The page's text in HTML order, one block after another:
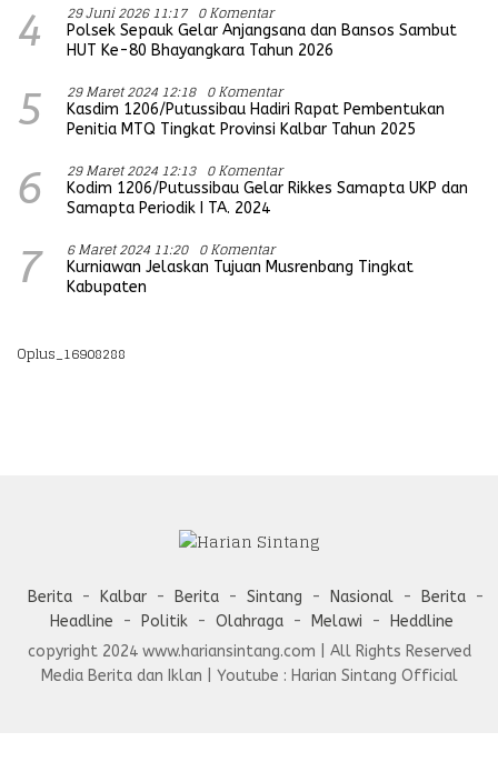
4 29 Juni 2026 11:17 0 Komentar
Polsek Sepauk Gelar Anjangsana dan Bansos Sambut
HUT Ke-80 Bhayangkara Tahun 2026
5 29 Maret 2024 12:18 0 Komentar
Kasdim 1206/Putussibau Hadiri Rapat Pembentukan
Penitia MTQ Tingkat Provinsi Kalbar Tahun 2025
6 29 Maret 2024 12:13 0 Komentar
Kodim 1206/Putussibau Gelar Rikkes Samapta UKP dan
Samapta Periodik I TA. 2024
7 6 Maret 2024 11:20 0 Komentar
Kurniawan Jelaskan Tujuan Musrenbang Tingkat
Kabupaten
Oplus_16908288
Berita Kalbar Berita Sintang Nasional
Berita
Headline
Politik Olahraga Melawi
Heddline
copyright 2024 www.hariansintang.com | All Rights Reserved
Media Berita dan Iklan | Youtube : Harian Sintang Official